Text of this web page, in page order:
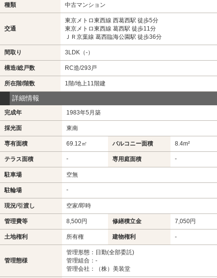
種類 中古マンション
交通
東京メトロ東西線 西葛西駅 徒歩5分
東京メトロ東西線 葛西駅 徒歩11分
ＪＲ京葉線 葛西臨海公園駅 徒歩36分
間取り 3LDK（-）
構造/総戸数 RC造/293戸
所在階/階数 1階/地上11階建
詳細情報
完成年 1983年5月築
採光面 東南
専有面積 69.12㎡ バルコニー面積 8.4m²
テラス面積 - 専用庭面積 -
駐車場 空無
駐輪場 -
現況/引渡し 空家/即時
管理費等 8,500円 修繕積立金 7,050円
土地権利 所有権 建物権利 -
管理態様
管理形態：日勤(全部委託)
管理組合：-
管理会社：（株）美装堂